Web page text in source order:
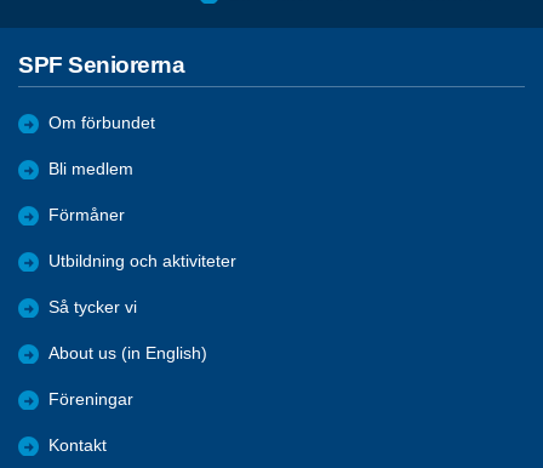
SPF Seniorerna
Om förbundet
Bli medlem
Förmåner
Utbildning och aktiviteter
Så tycker vi
About us (in English)
Föreningar
Kontakt